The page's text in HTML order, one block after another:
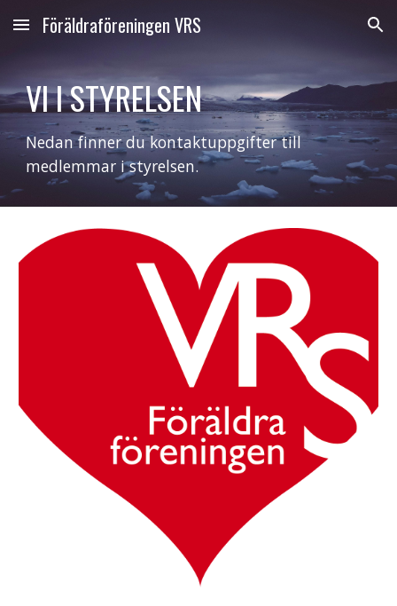
Skip to main content Skip to navigation
Föräldraföreningen VRS
VI I STYRELSEN
Nedan finner du kontaktuppgifter till
medlemmar i styrelsen.